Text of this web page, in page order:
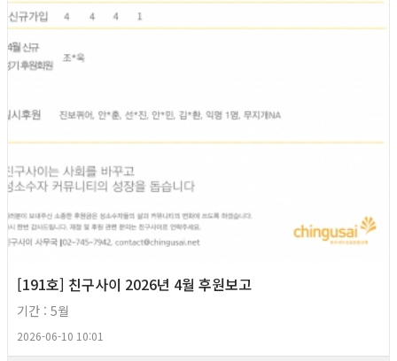
[191호] 친구사이 2026년 4월 후원보고
기간 : 5월
2026-06-10 10:01